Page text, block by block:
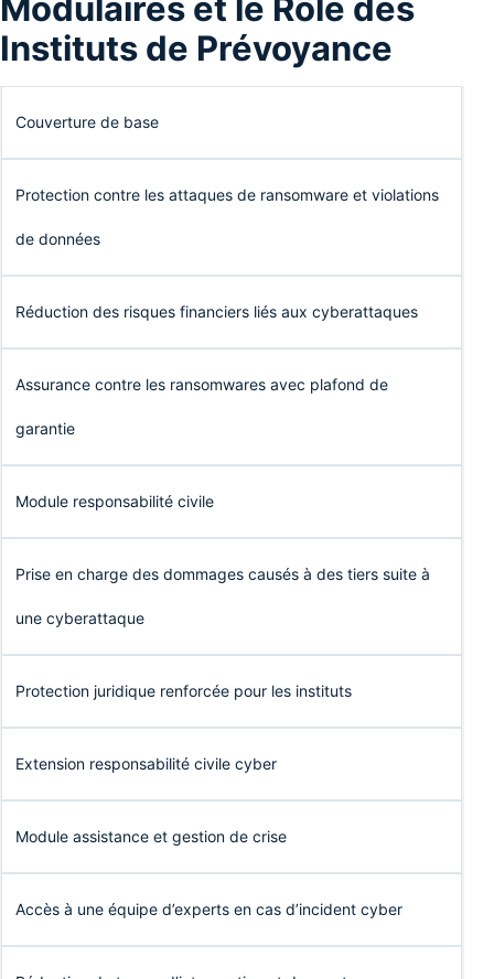
Instituts de Prévoyance
Couverture de base
Protection contre les attaques de ransomware et violations
de données
Réduction des risques financiers liés aux cyberattaques
Assurance contre les ransomwares avec plafond de
garantie
Module responsabilité civile
Prise en charge des dommages causés à des tiers suite à
une cyberattaque
Protection juridique renforcée pour les instituts
Extension responsabilité civile cyber
Module assistance et gestion de crise
Accès à une équipe d’experts en cas d’incident cyber